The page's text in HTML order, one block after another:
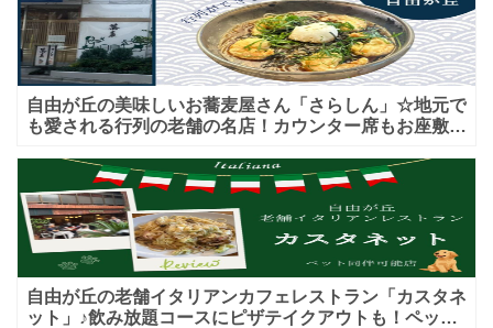
自由が丘の美味しいお蕎麦屋さん「さらしん」☆地元で
も愛される行列の老舗の名店！カウンター席もお座敷も
自由が丘の老舗イタリアンカフェレストラン「カスタネ
ット」♪飲み放題コースにピザテイクアウトも！ペット